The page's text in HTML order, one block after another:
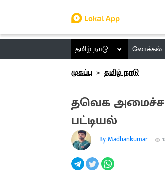
தமிழ் நாடு லோக்கல்
முகப்பு
தமிழ் நாடு
தவெக
பட்டியல்
By Madhankumar